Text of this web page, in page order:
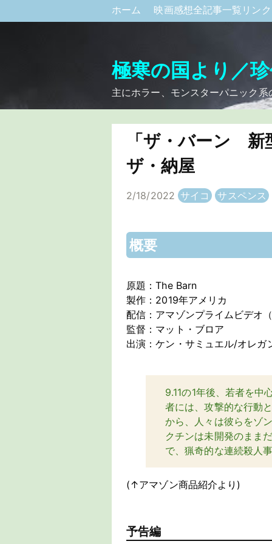
ホーム 映画感想全記事一覧リン
極寒の国より／
主にホラー、モンスターパニック
「ザ・バーン
ザ・納屋
2/18/2022 サイコ サスペンス
概要
原題：The Barn
製作：2019年アメリカ
配信：アマゾンプライムビデオ
監督：マット・ブロア
出演：ケン・サミュエル/オレガ
9.11の1年後、若者を中
者には、攻撃的な行動
から、人々は彼らをゾ
クチンは未開発のまま
で、猟奇的な連続殺人
(↑アマゾン商品紹介より)
予告編